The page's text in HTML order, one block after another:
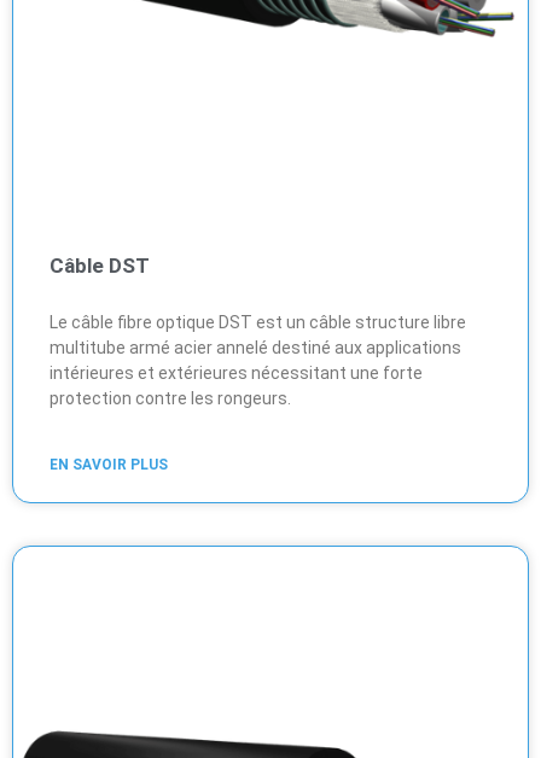
Câble DST
Le câble fibre optique DST est un câble structure libre
multitube armé acier annelé destiné aux applications
intérieures et extérieures nécessitant une forte
protection contre les rongeurs.
EN SAVOIR PLUS